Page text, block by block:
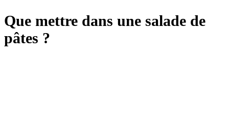
Que mettre dans une salade de
pâtes ?